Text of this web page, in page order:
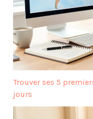
Trouver ses 5
jours